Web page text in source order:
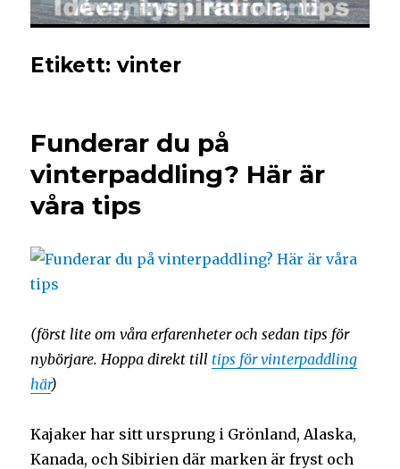
Etikett:vinter
Funderar du på
vinterpaddling? Här är
våra tips
(först lite om våra erfarenheter och sedan tips för
nybörjare. Hoppa direkt till tips för vinterpaddling
här)
Kajaker har sitt ursprung i Grönland, Alaska,
Kanada, och Sibirien där marken är fryst och